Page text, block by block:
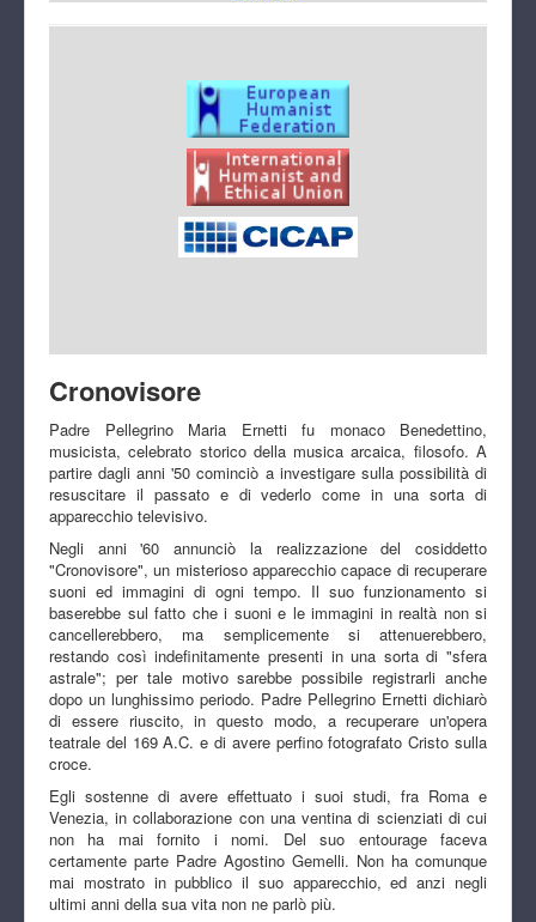
Cronovisore
Padre Pellegrino Maria Ernetti fu monaco Benedettino,
musicista, celebrato storico della musica arcaica, filosofo. A
partire dagli anni '50 cominciò a investigare sulla possibilità di
resuscitare il passato e di vederlo come in una sorta di
apparecchio televisivo.
Negli anni '60 annunciò la realizzazione del cosiddetto
"Cronovisore", un misterioso apparecchio capace di recuperare
suoni ed immagini di ogni tempo. Il suo funzionamento si
baserebbe sul fatto che i suoni e le immagini in realtà non si
cancellerebbero, ma semplicemente si attenuerebbero,
restando così indefinitamente presenti in una sorta di "sfera
astrale"; per tale motivo sarebbe possibile registrarli anche
dopo un lunghissimo periodo. Padre Pellegrino Ernetti dichiarò
di essere riuscito, in questo modo, a recuperare un'opera
teatrale del 169 A.C. e di avere perfino fotografato Cristo sulla
croce.
Egli sostenne di avere effettuato i suoi studi, fra Roma e
Venezia, in collaborazione con una ventina di scienziati di cui
non ha mai fornito i nomi. Del suo entourage faceva
certamente parte Padre Agostino Gemelli. Non ha comunque
mai mostrato in pubblico il suo apparecchio, ed anzi negli
ultimi anni della sua vita non ne parlò più.